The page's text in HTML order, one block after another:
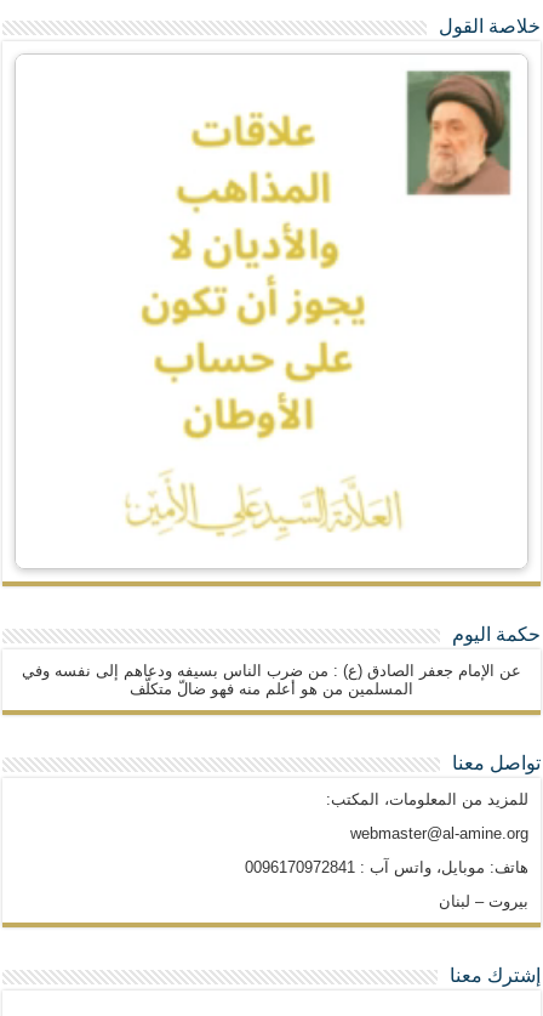
خلاصة القول
حكمة اليوم
عن الإمام جعفر الصادق (ع) : من ضرب الناس بسيفه ودعاهم إلى نفسه وفي
المسلمين من هو أعلم منه فهو ضالّ متكلّف
تواصل معنا
للمزيد من المعلومات، المكتب:
webmaster@al-amine.org
هاتف: موبايل، واتس آب : 0096170972841
بيروت – لبنان
إشترك معنا